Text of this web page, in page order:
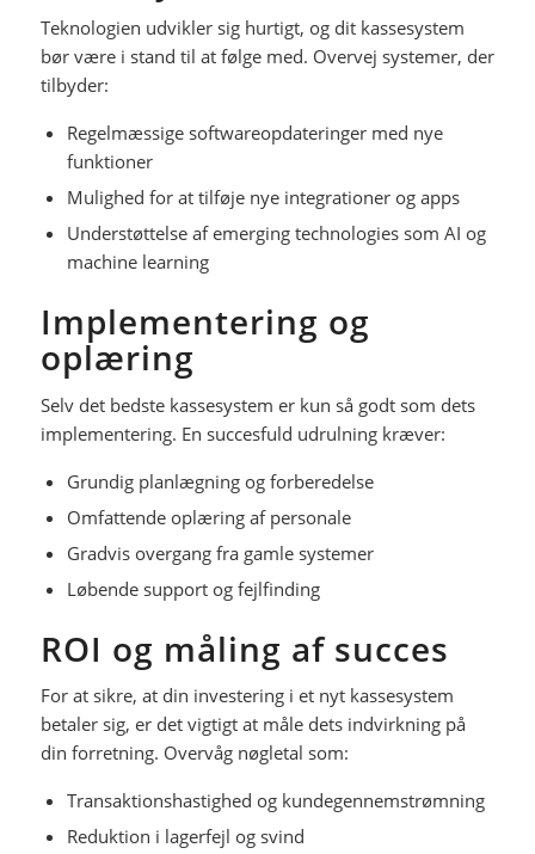
Teknologien udvikler sig hurtigt, og dit kassesystem
bør være i stand til at følge med. Overvej systemer, der
tilbyder:
Regelmæssige softwareopdateringer med nye
funktioner
Mulighed for at tilføje nye integrationer og apps
Understøttelse af emerging technologies som AI og
machine learning
Implementering og
oplæring
Selv det bedste kassesystem er kun så godt som dets
implementering. En succesfuld udrulning kræver:
Grundig planlægning og forberedelse
Omfattende oplæring af personale
Gradvis overgang fra gamle systemer
Løbende support og fejlfinding
ROI og måling af succes
For at sikre, at din investering i et nyt kassesystem
betaler sig, er det vigtigt at måle dets indvirkning på
din forretning. Overvåg nøgletal som:
Transaktionshastighed og kundegennemstrømning
Reduktion i lagerfejl og svind